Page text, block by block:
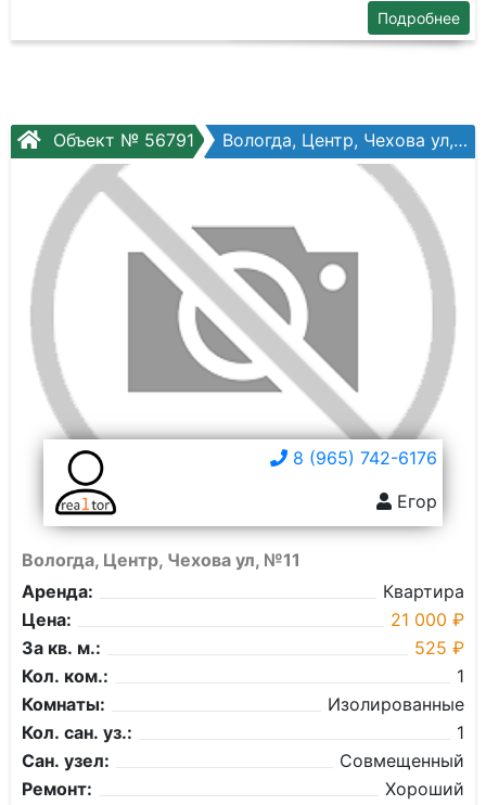
Подробнее
Объект № 56791 Вологда, Центр, Чехова ул, №11
8 (965) 742-6176
Егор
Вологда, Центр, Чехова ул, №11
Аренда:
Квартира
Цена:
21 000 ₽
За кв. м.:
525 ₽
Кол. ком.:
1
Комнаты:
Изолированные
Кол. сан. уз.:
1
Сан. узел:
Совмещенный
Ремонт:
Хороший